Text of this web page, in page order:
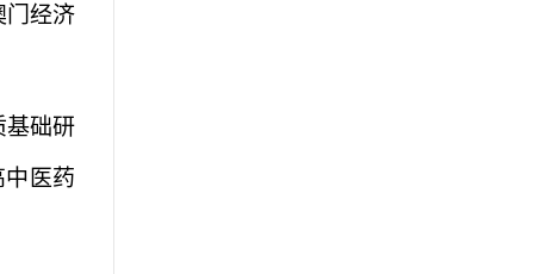
门经济
基础研
医药